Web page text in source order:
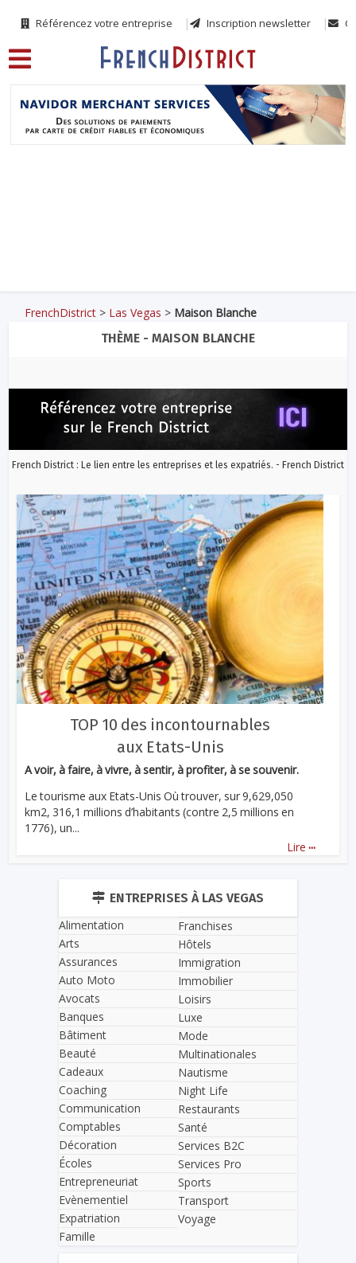
Référencez votre entreprise Inscription newsletter
FrenchDistrict > Las Vegas > Maison Blanche
THÈME - MAISON BLANCHE
French District : Le lien entre les entreprises et les expatriés. - French District
TOP 10 des incontournables
aux Etats-Unis
A voir, à faire, à vivre, à sentir, à profiter, à se souvenir.
Le tourisme aux Etats-Unis Où trouver, sur 9,629,050
km2, 316,1 millions d’habitants (contre 2,5 millions en
1776), un...
Lire ...
ENTREPRISES À LAS VEGAS
Alimentation
Arts
Assurances
Auto Moto
Avocats
Banques
Bâtiment
Beauté
Cadeaux
Coaching
Communication
Comptables
Décoration
Écoles
Entrepreneuriat
Evènementiel
Expatriation
Famille
Franchises
Hôtels
Immigration
Immobilier
Loisirs
Luxe
Mode
Multinationales
Nautisme
Night Life
Restaurants
Santé
Services B2C
Services Pro
Sports
Transport
Voyage